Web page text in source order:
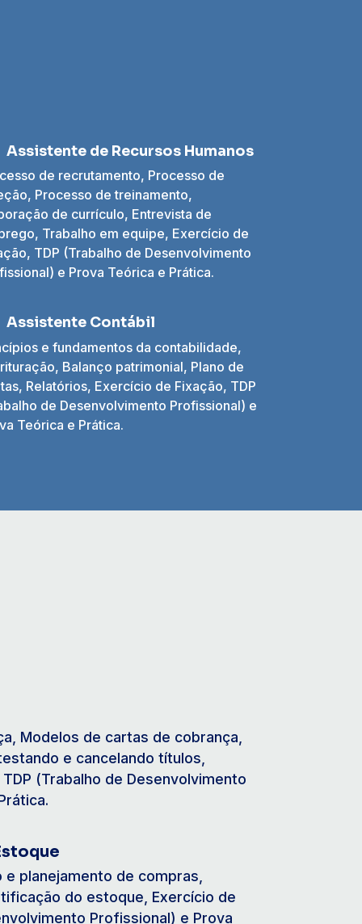
Assistente de Recursos Humanos
de recrutamento, Processo de
Processo de treinamento,
de currículo, Entrevista de
Trabalho em equipe, Exercício de
TDP (Trabalho de Desenvolvimento
e Prova Teórica e Prática.
Assistente Contábil
e fundamentos da contabilidade,
Balanço patrimonial, Plano de
Relatórios, Exercício de Fixação, TDP
de Desenvolvimento Profissional) e
Teórica e Prática.
Modelos de cartas de cobrança,
e cancelando títulos,
(Trabalho de Desenvolvimento
planejamento de compras,
do estoque, Exercício de
Profissional) e Prova